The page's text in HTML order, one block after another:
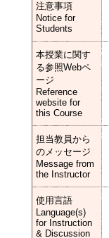
注意事項
Notice for
Students
本授業に関す
る参照Webペ
ージ
Reference
website for
this Course
担当教員から
のメッセージ
Message from
the Instructor
使用言語
Language(s)
for Instruction
& Discussion